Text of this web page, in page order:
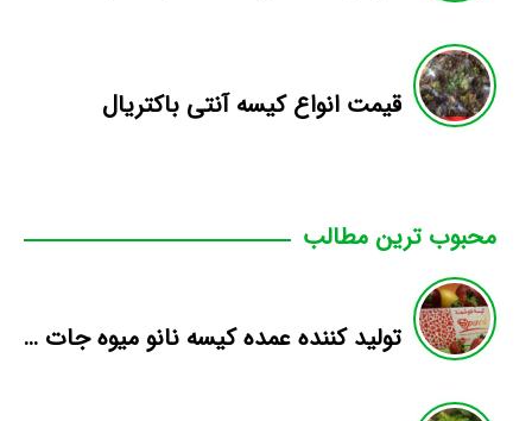
قیمت انواع کیسه آنتی باکتریال
محبوب ترین مطالب
تولید کننده عمده کیسه نانو میوه جات اسپک